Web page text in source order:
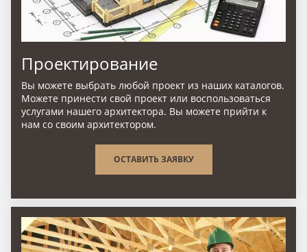
Проектирование
Вы можете выбрать любой проект из наших каталогов.
Можете принести свой проект или воспользоваться
услугами нашего архитектора. Вы можете прийти к
нам со своим архитектором.
ОСТАВИТЬ ЗАЯВКУ